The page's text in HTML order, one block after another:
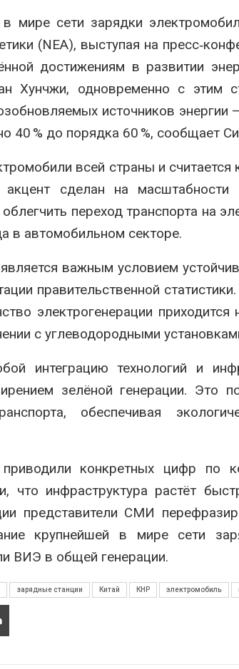
мире сети зарядки
(NEA), выступая на
достижениям в развитии
Хунчжи, одновременно с этим
источников энергии
40 % до порядка 60 %, сообщает
всей страны и
акцент сделан на
переход транспорта на
в автомобильном секторе.
важным условием
правительственной
электрогенерации
с углеводородными
интеграцию технологий и
зелёной генерации. Это
обеспечивая
конкретных цифр по
что инфраструктура растёт
представители СМИ
крупнейшей в мире сети
ВИЭ в общей генерации.
зарядные станции Китай КНР электромобиль
Шэньси из-за паводков
эвакуировали более 140
тыс. человек
6, 2026